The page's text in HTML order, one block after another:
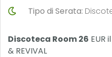
Tipo di Serata:
Discoteca Room 26 EUR
& REVIVAL